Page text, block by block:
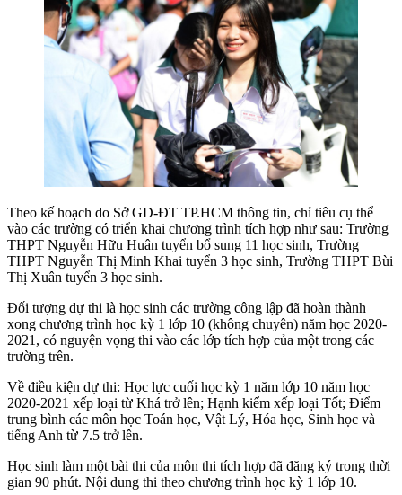
Theo kế hoạch do Sở GD-ĐT TP.HCM thông tin, chỉ tiêu cụ thể
vào các trường có triển khai chương trình tích hợp như sau: Trường
THPT Nguyễn Hữu Huân tuyển bổ sung 11 học sinh, Trường
THPT Nguyễn Thị Minh Khai tuyển 3 học sinh, Trường THPT Bùi
Thị Xuân tuyển 3 học sinh.
Đối tượng dự thi là học sinh các trường công lập đã hoàn thành
xong chương trình học kỳ 1 lớp 10 (không chuyên) năm học 2020-
2021, có nguyện vọng thi vào các lớp tích hợp của một trong các
trường trên.
Về điều kiện dự thi: Học lực cuối học kỳ 1 năm lớp 10 năm học
2020-2021 xếp loại từ Khá trở lên; Hạnh kiểm xếp loại Tốt; Điểm
trung bình các môn học Toán học, Vật Lý, Hóa học, Sinh học và
tiếng Anh từ 7.5 trở lên.
Học sinh làm một bài thi của môn thi tích hợp đã đăng ký trong thời
gian 90 phút. Nội dung thi theo chương trình học kỳ 1 lớp 10.